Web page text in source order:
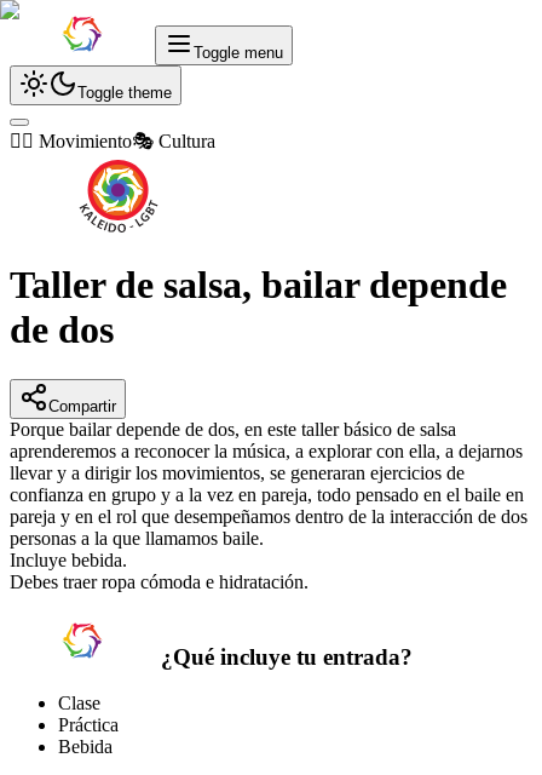
Toggle menu
Toggle theme
🏃‍♂️ Movimiento🎭 Cultura
Taller de salsa, bailar depende
de dos
Compartir
Porque bailar depende de dos, en este taller básico de salsa
aprenderemos a reconocer la música, a explorar con ella, a dejarnos
llevar y a dirigir los movimientos, se generaran ejercicios de
confianza en grupo y a la vez en pareja, todo pensado en el baile en
pareja y en el rol que desempeñamos dentro de la interacción de dos
personas a la que llamamos baile.
Incluye bebida.
Debes traer ropa cómoda e hidratación.
¿Qué incluye tu entrada?
Clase
Práctica
Bebida